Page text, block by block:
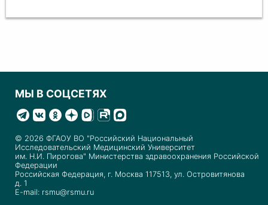
МЫ В СОЦСЕТЯХ
© 2026 ФГАОУ ВО "Российский Национальный
Исследовательский Медицинский Университет
им. Н.И. Пирогова" Министерства здравоохранения Российской
Федерации
Российская Федерация, г. Москва 117513, ул. Островитянова
д. 1
E-mail: rsmu@rsmu.ru